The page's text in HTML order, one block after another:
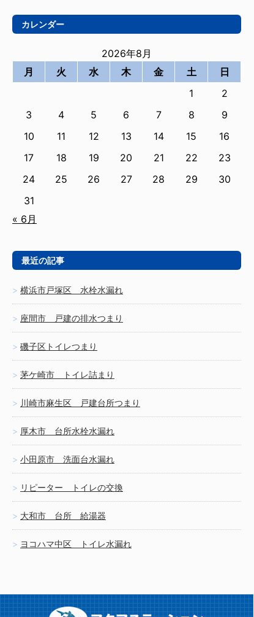
カレンダー
2026年8月
月
火 水 木 金 土
日
1
2
3
4 5 6 7 8
9
10
11 12 13 14 15
16
17
18 19 20 21 22
23
24
25 26 27 28 29
30
31
« 6月
最近の記事
横浜市戸塚区 水栓水漏れ
座間市 戸建の排水つまり
磯子区トイレつまり
茅ケ崎市 トイレ詰まり
川崎市麻生区 戸建台所つまり
厚木市 台所水栓水漏れ
小田原市 洗面台水漏れ
リピーター トイレの交換
大和市 台所 給湯器
ヨコハマ中区 トイレ水漏れ